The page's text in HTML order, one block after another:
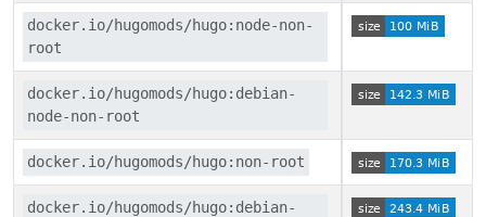
docker.io/hugomods/hugo:node-non-
root
docker.io/hugomods/hugo:debian-
node-non-root
docker.io/hugomods/hugo:non-root
docker.io/hugomods/hugo:debian-